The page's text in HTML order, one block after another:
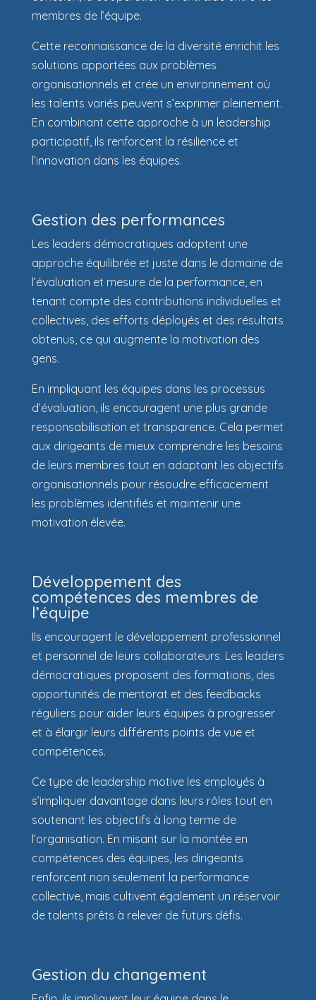
membres de l’équipe.
Cette reconnaissance de la diversité enrichit les
solutions apportées aux problèmes
organisationnels et crée un environnement où
les talents variés peuvent s’exprimer pleinement.
En combinant cette approche à un leadership
participatif, ils renforcent la résilience et
l’innovation dans les équipes.
Gestion des performances
Les leaders démocratiques adoptent une
approche équilibrée et juste dans le domaine de
l’évaluation et mesure de la performance, en
tenant compte des contributions individuelles et
collectives, des efforts déployés et des résultats
obtenus, ce qui augmente la motivation des
gens.
En impliquant les équipes dans les processus
d’évaluation, ils encouragent une plus grande
responsabilisation et transparence. Cela permet
aux dirigeants de mieux comprendre les besoins
de leurs membres tout en adaptant les objectifs
organisationnels pour résoudre efficacement
les problèmes identifiés et maintenir une
motivation élevée.
Développement des
compétences des membres de
l’équipe
Ils encouragent le développement professionnel
et personnel de leurs collaborateurs. Les leaders
démocratiques proposent des formations, des
opportunités de mentorat et des feedbacks
réguliers pour aider leurs équipes à progresser
et à élargir leurs différents points de vue et
compétences.
Ce type de leadership motive les employés à
s’impliquer davantage dans leurs rôles tout en
soutenant les objectifs à long terme de
l’organisation. En misant sur la montée en
compétences des équipes, les dirigeants
renforcent non seulement la performance
collective, mais cultivent également un réservoir
de talents prêts à relever de futurs défis.
Gestion du changement